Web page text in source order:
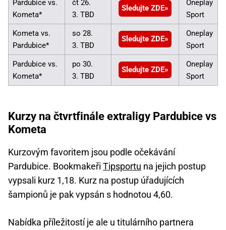
Pardubice vs.
Kometa*
čt 26.
3. TBD
Sledujte ZDE
Oneplay
Sport
Kometa vs.
Pardubice*
so 28.
3. TBD
Sledujte ZDE
Oneplay
Sport
Pardubice vs.
Kometa*
po 30.
3. TBD
Sledujte ZDE
Oneplay
Sport
Kurzy na čtvrtfinále extraligy Pardubice vs
Kometa
Kurzovým favoritem jsou podle očekávání
Pardubice. Bookmakeři Tipsportu na jejich postup
vypsali kurz 1,18. Kurz na postup úřadujících
šampionů je pak vypsán s hodnotou 4,60.
Nabídka příležitostí je ale u titulárního partnera